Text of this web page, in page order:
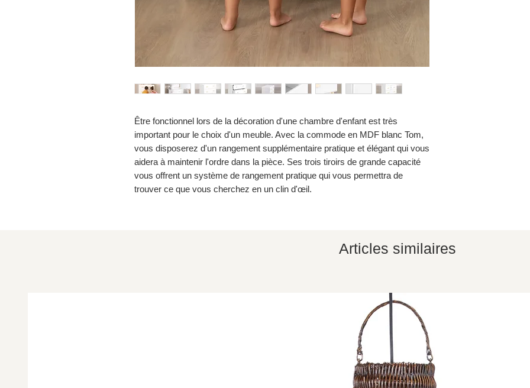
Être fonctionnel lors de la décoration d'une chambre d'enfant est très
important pour le choix d'un meuble. Avec la commode en MDF blanc Tom,
vous disposerez d'un rangement supplémentaire pratique et élégant qui vous
aidera à maintenir l'ordre dans la pièce. Ses trois tiroirs de grande capacité
vous offrent un système de rangement pratique qui vous permettra de
trouver ce que vous cherchez en un clin d'œil.
Articles similaires